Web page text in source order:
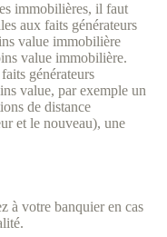
immobilières, il faut
aux faits générateurs
value immobilière
value immobilière.
générateurs
value, par exemple un
de distance
et le nouveau), une
à votre banquier en cas